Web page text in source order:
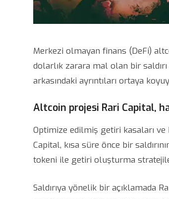
Merkezi olmayan finans (DeFi)
dolarlık zarara mal olan bir saldırı
arkasındaki ayrıntıları ortaya
Altcoin projesi Rari Capital,
Optimize edilmiş getiri kasaları
Capital, kısa süre önce bir
tokeni ile getiri oluşturma
Saldırıya yönelik bir açıklamada